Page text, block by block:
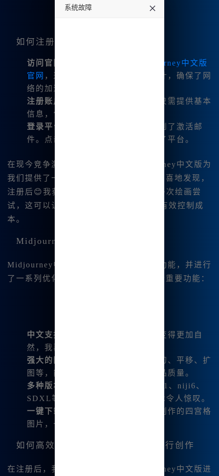
如何注册与安装Midjourney中文版
访问官网
Midjourney中文版
官网 ，这个平台特别为国内用户设计，确保了网
络的加速与稳定。
注册账户
：注册过程非常简单，我只需提供基本
信息，包括邮箱和密码。
登录平台
：完成注册后，我立即收到了激活邮
件。点击链接激活后，我成功登录了平台。
在现今竞争激烈的创作环境中，Midjourney中文版为
我们提供了一个相对轻松的开始。我还惊喜地发现，
注册后😊我获得了免费的积分，能进行多次绘画尝
试，这可以让我在磨练技能的同👍时， 有效控制成
本。
Midjourney中文版的功能优势
Midjourney中文版集成了国际版的所有功能，并进行
了一系列优化，以下是我亲身体验的一些重要功能：
中文支持
：直接输入中文，让描述变得更加自
然，我再也不需要借助翻译工具。
强大的图像编辑功能
：如微调、变幻、平移、扩
图等，能够轻松编辑和提升我的作品质量。
多种版本支持
：如 Midjourney V6.1、niji6、
SDXL等，使用这些版本生成的艺术令人惊叹。
一键下载保存
：我可以轻松下载我创作的四宫格
图片，一次性获得多个选择。
如何高效使用Midjourney中文版进行创作
在注册后，我开始探索如何使用Midjourney中文版进
系统故障